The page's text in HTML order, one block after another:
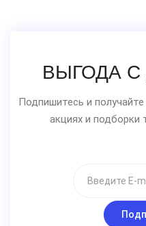
ВЫГОДА С
Подпишитесь и
акциях и подборки